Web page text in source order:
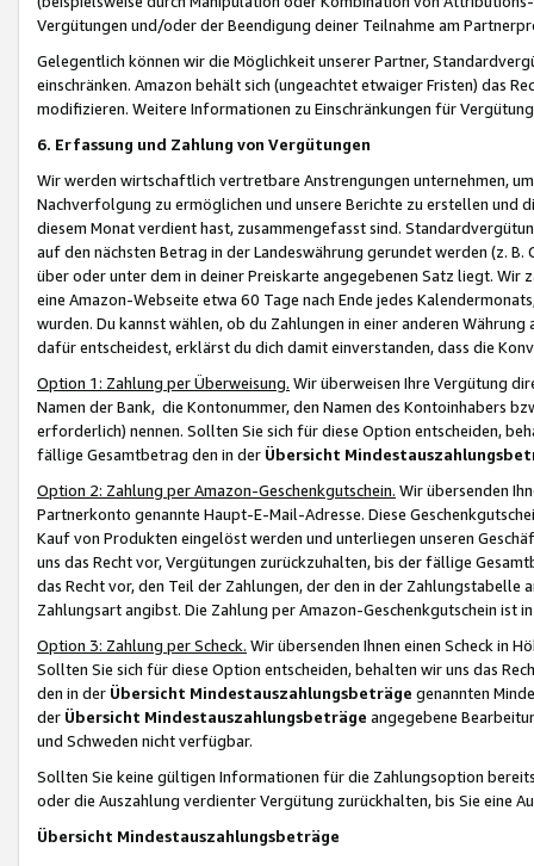
Vergütungen und/oder der Beendigung deiner Teilnahme am
Gelegentlich können wir die Möglichkeit unserer Partner,
einschränken. Amazon behält sich (ungeachtet etwaiger Fristen) das
modifizieren. Weitere Informationen zu Einschränkungen für
6. Erfassung und Zahlung von Vergütungen
Wir werden wirtschaftlich vertretbare Anstrengungen unternehmen,
Nachverfolgung zu ermöglichen und unsere Berichte zu erstellen und
diesem Monat verdient hast, zusammengefasst sind.
auf den nächsten Betrag in der Landeswährung gerundet werden (z.
über oder unter dem in deiner Preiskarte angegebenen Satz liegt.
eine Amazon-Webseite etwa 60 Tage nach Ende jedes
wurden. Du kannst wählen, ob du Zahlungen in einer anderen
dafür entscheidest, erklärst du dich damit einverstanden, dass die
Option 1: Zahlung per Überweisung. Wir überweisen Ihre Vergütung
Namen der Bank, die Kontonummer, den Namen des Kontoinhabers
erforderlich) nennen. Sollten Sie sich für diese Option entscheiden,
fällige Gesamtbetrag den in der Übersicht
Option 2: Zahlung per Amazon-Geschenkgutschein. Wir übersenden
Partnerkonto genannte Haupt-E-Mail-Adresse. Diese
Kauf von Produkten eingelöst werden und unterliegen unseren
uns das Recht vor, Vergütungen zurückzuhalten, bis der fällige
das Recht vor, den Teil der Zahlungen, der den in der
Zahlungsart angibst. Die Zahlung per Amazon-Geschenkgutschein ist
Option 3: Zahlung per Scheck. Wir übersenden Ihnen einen Scheck in
Sollten Sie sich für diese Option entscheiden, behalten wir uns das
den in der Übersicht Mindestauszahlungsbeträge genannten
der Übersicht Mindestauszahlungsbeträge angegebene
und Schweden nicht verfügbar.
Sollten Sie keine gültigen Informationen für die Zahlungsoption
oder die Auszahlung verdienter Vergütung zurückhalten, bis Sie
Übersicht Mindestauszahlungsbeträge